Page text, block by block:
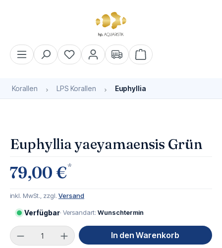
Warenkorb enthält 0
Korallen LPS Korallen Euphyllia
Euphyllia yaeyamaensis Grün
79,00 €*
inkl. MwSt., zzgl. Versand
Verfügbar· Versandart: Wunschtermin
Produkt Anzahl: Gib den gewünschten Wert
In den Warenkorb